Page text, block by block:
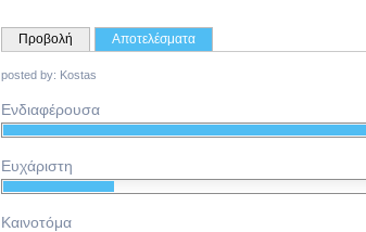
ΠΡΩΤΕΎΟΥΣΕΣ ΚΑΡΤΈΛΕΣ
Προβολή Αποτελέσματα
posted by: Kostas
Ενδιαφέρουσα
Ευχάριστη
Καινοτόμα